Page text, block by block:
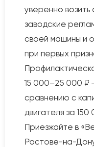
уверенно
заводские
своей машины и
при первых
15 000–25 000 ₽
сравнению с
двигателя за
Приезжайте в
Ростове-на-